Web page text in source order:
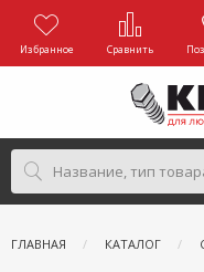
Избранное Сравнить
ГЛАВНАЯ КАТАЛОГ